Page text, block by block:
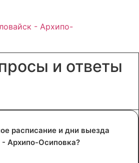
и ответы
расписание и дни выезда
- Архипо-Осиповка?